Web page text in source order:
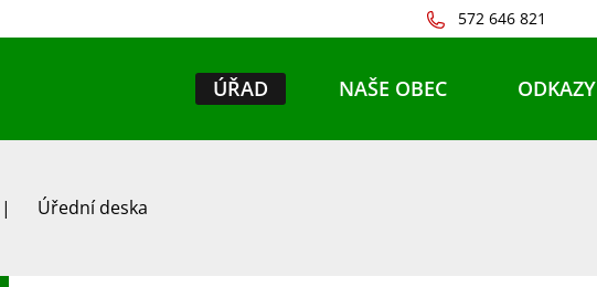
572 646 821
ÚŘAD NAŠE OBEC ODKAZY
Úřední deska